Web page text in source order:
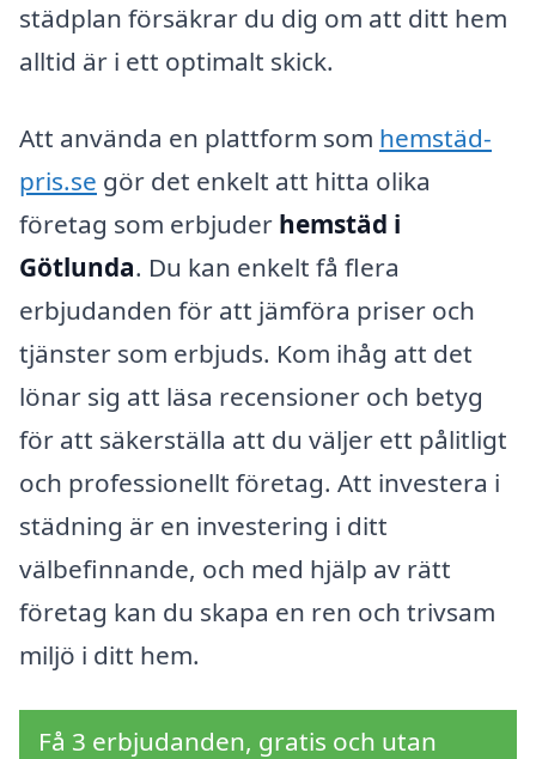
städplan försäkrar du dig om att ditt hem
alltid är i ett optimalt skick.
Att använda en plattform som hemstäd-
pris.se gör det enkelt att hitta olika
företag som erbjuder hemstäd i
Götlunda. Du kan enkelt få flera
erbjudanden för att jämföra priser och
tjänster som erbjuds. Kom ihåg att det
lönar sig att läsa recensioner och betyg
för att säkerställa att du väljer ett pålitligt
och professionellt företag. Att investera i
städning är en investering i ditt
välbefinnande, och med hjälp av rätt
företag kan du skapa en ren och trivsam
miljö i ditt hem.
Få 3 erbjudanden, gratis och utan